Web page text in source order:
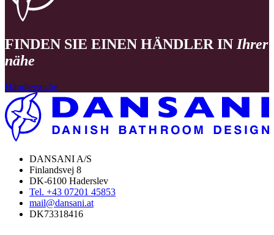
FINDEN SIE EINEN HÄNDLER IN Ihrer
nähe
Händlersuche
DANSANI A/S
Finlandsvej 8
DK-6100 Haderslev
Tel. +43 07201 45853
mail@dansani.at
DK73318416